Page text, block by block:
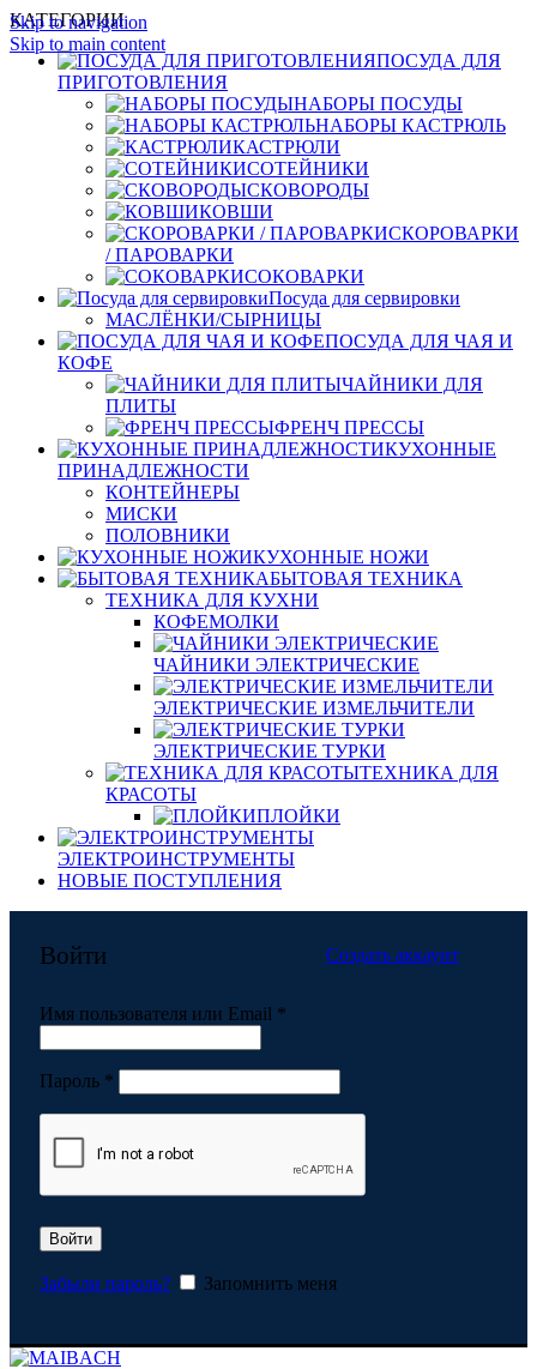
Skip to navigation
Skip to main content
КАТЕГОРИИ
ПОСУДА ДЛЯ
ПРИГОТОВЛЕНИЯ
НАБОРЫ ПОСУДЫ
НАБОРЫ КАСТРЮЛЬ
КАСТРЮЛИ
СОТЕЙНИКИ
СКОВОРОДЫ
КОВШИ
СКОРОВАРКИ
/ ПАРОВАРКИ
СОКОВАРКИ
Посуда для сервировки
МАСЛЁНКИ/СЫРНИЦЫ
ПОСУДА ДЛЯ ЧАЯ И
КОФЕ
ЧАЙНИКИ ДЛЯ
ПЛИТЫ
ФРЕНЧ ПРЕССЫ
КУХОННЫЕ
ПРИНАДЛЕЖНОСТИ
КОНТЕЙНЕРЫ
МИСКИ
ПОЛОВНИКИ
КУХОННЫЕ НОЖИ
БЫТОВАЯ ТЕХНИКА
ТЕХНИКА ДЛЯ КУХНИ
КОФЕМОЛКИ
ЧАЙНИКИ ЭЛЕКТРИЧЕСКИЕ
ЭЛЕКТРИЧЕСКИЕ ИЗМЕЛЬЧИТЕЛИ
ЭЛЕКТРИЧЕСКИЕ ТУРКИ
ТЕХНИКА ДЛЯ
КРАСОТЫ
ПЛОЙКИ
ЭЛЕКТРОИНСТРУМЕНТЫ
НОВЫЕ ПОСТУПЛЕНИЯ
Войти Создать аккаунт
Имя пользователя или Email *
Пароль *
Войти
Забыли пароль? Запомнить меня